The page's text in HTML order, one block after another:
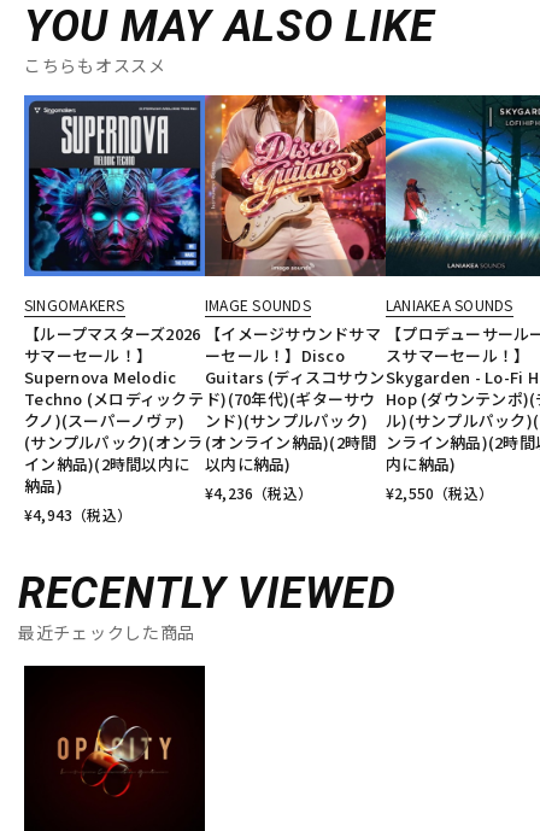
YOU MAY ALSO LIKE
こちらもオススメ
SINGOMAKERS
【ループマスターズ2026
サマーセール！】
Supernova Melodic
Techno (メロディックテ
クノ)(スーパーノヴァ)
(サンプルパック)(オンラ
イン納品)(2時間以内に
納品)
¥4,943 （税込）
IMAGE SOUNDS
【イメージサウンドサマ
ーセール！】Disco
Guitars (ディスコサウン
ド)(70年代)(ギターサウ
ンド)(サンプルパック)
(オンライン納品)(2時間
以内に納品)
¥4,236 （税込）
LANIAKEA SOUNDS
【プロデューサール
スサマーセール！】
Skygarden - Lo-Fi
Hop (ダウンテンポ)(
ル)(サンプルパック
ンライン納品)(2時間
内に納品)
¥2,550 （税込）
RECENTLY VIEWED
最近チェックした商品